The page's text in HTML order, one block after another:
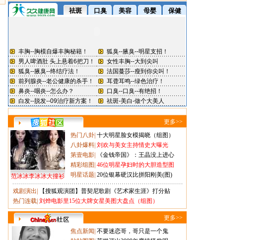
更多>>
范冰冰李冰冰大撞衫
热门八卦 十大明星脸女模揭晓（组图）
八卦爆料 刘欢与美女主持情史大曝光
第壹电影
《金钱帝国》：王晶没上进心
精彩组图 46位明星孕妇时的大胆造型图
明星话题 20位银幕硬汉比拼阳刚美(图)
戏剧演出
【搜狐观演团】普契尼歌剧《艺术家生涯》打分贴
热门连载 刘烨电影里15位大牌女星美图大盘点（组图）
更多>>
焦点新闻 不要迷恋哥，哥只是一个鬼